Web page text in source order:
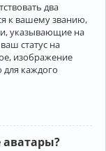
два
к вашему званию,
указывающие на
статус на
изображение
для каждого